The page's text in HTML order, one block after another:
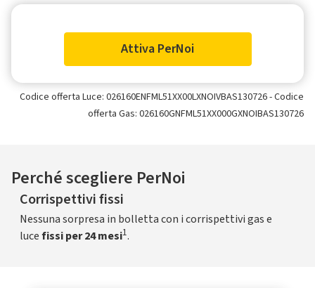
Attiva PerNoi
Codice offerta Luce: 026160ENFML51XX00LXNOIVBAS130726 - Codice
offerta Gas: 026160GNFML51XX000GXNOIBAS130726
Perché scegliere PerNoi
Corrispettivi fissi
Nessuna sorpresa in bolletta con i corrispettivi gas e
lucefissi per 24 mesi1.